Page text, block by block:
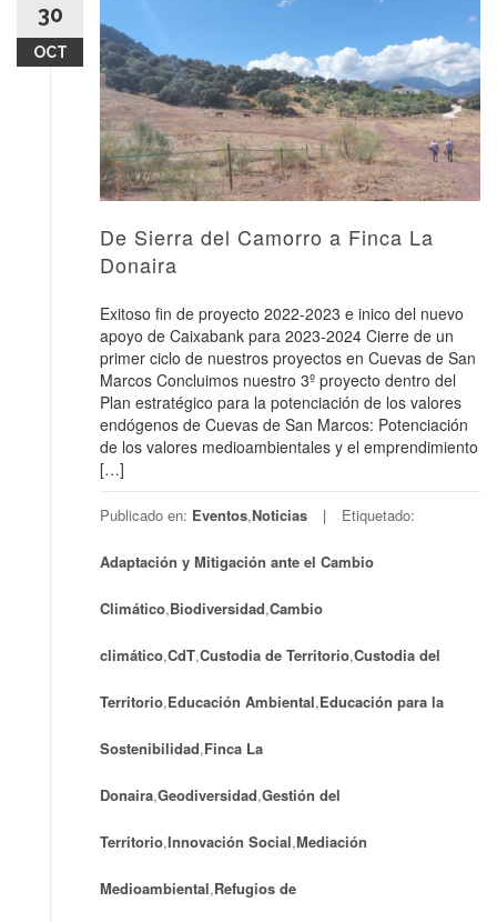
30
OCT
De Sierra del Camorro a Finca La
Donaira
Exitoso fin de proyecto 2022-2023 e inico del nuevo
apoyo de Caixabank para 2023-2024 Cierre de un
primer ciclo de nuestros proyectos en Cuevas de San
Marcos Concluimos nuestro 3º proyecto dentro del
Plan estratégico para la potenciación de los valores
endógenos de Cuevas de San Marcos: Potenciación
de los valores medioambientales y el emprendimiento
[…]
Publicado en: Eventos,Noticias Etiquetado:
Adaptación y Mitigación ante el Cambio
Climático,Biodiversidad,Cambio
climático,CdT,Custodia de Territorio,Custodia del
Territorio,Educación Ambiental,Educación para la
Sostenibilidad,Finca La
Donaira,Geodiversidad,Gestión del
Territorio,Innovación Social,Mediación
Medioambiental,Refugios de